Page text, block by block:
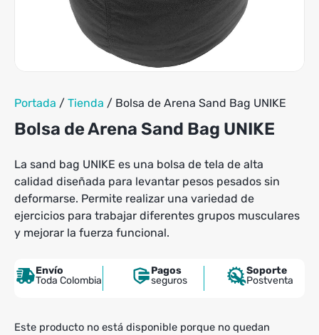
hasta
$109,900
tiene
múltiples
opciones
elegir
en
la
de
producto
Portada / Tienda / Bolsa de Arena Sand Bag UNIKE
Bolsa de Arena Sand Bag UNIKE
La sand bag UNIKE es una bolsa de tela de alta
calidad diseñada para levantar pesos pesados sin
deformarse. Permite realizar una variedad de
ejercicios para trabajar diferentes grupos musculares
y mejorar la fuerza funcional.
Envío
Toda Colombia
Pagos
seguros
Soporte
Postventa
Este producto no está disponible porque no quedan